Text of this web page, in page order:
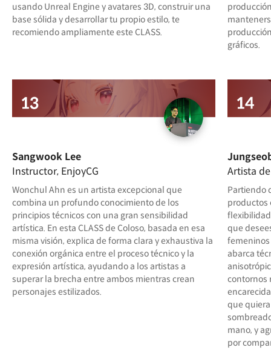
usando Unreal Engine y avatares 3D, construir una
base sólida y desarrollar tu propio estilo, te
recomiendo ampliamente este CLASS.
gráficos.
Sangwook Lee
Instructor, EnjoyCG
Wonchul Ahn es un artista excepcional que
combina un profundo conocimiento de los
principios técnicos con una gran sensibilidad
artística. En esta CLASS de Coloso, basada en esa
misma visión, explica de forma clara y exhaustiva la
conexión orgánica entre el proceso técnico y la
expresión artística, ayudando a los artistas a
superar la brecha entre ambos mientras crean
personajes estilizados.
Artista
Partiendo
productos
que
abarca
contornos
que
mano, y
por